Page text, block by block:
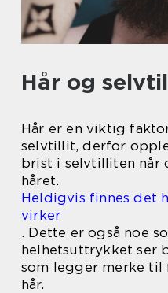
Hår og
Hår er en viktig
selvtillit, derfor
brist i selvtilliten når
håret.
Heldigvis finnes det
virker
. Dette er også noe
helhetsuttrykket ser
som legger merke
hår.